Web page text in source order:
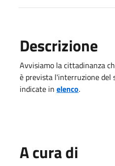
Descrizione
Avvisiamo la cittadinanza
è prevista l'interruzione del
indicate in elenco.
A cura di